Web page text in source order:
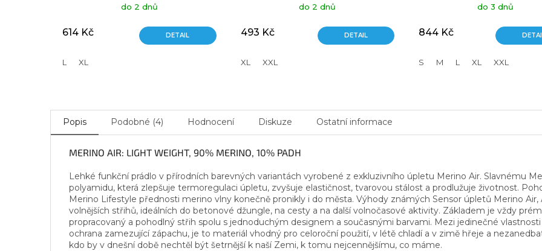
do 2 dnů
614 Kč DETAIL
L XL
do 2 dnů
493 Kč DETAIL
XL XXL
do 3 dnů
844 Kč
S M L XL XXL
Popis Podobné (4) Hodnocení Diskuze Ostatní informace
MERINO AIR: LIGHT WEIGHT, 90% MERINO, 10% PADH
Lehké funkční prádlo v přírodních barevných variantách vyrobené z exkluzivního úpletu Merino Air. Slavnému
polyamidu, která zlepšuje termoregulaci úpletu, zvyšuje elastičnost, tvarovou stálost a prodlužuje životnost.
Merino Lifestyle přednosti merino vlny konečně pronikly i do města. Výhody známých Sensor úpletů Merino
volnějších střihů, ideálních do betonové džungle, na cesty a na další volnočasové aktivity. Základem je vždy
propracovaný a pohodlný střih spolu s jednoduchým designem a současnými barvami. Mezi jedinečné
ochrana zamezující zápachu, je to materiál vhodný pro celoroční použití, v létě chladí a v zimě hřeje a
kdo by v dnešní době nechtěl být šetrnější k naší Zemi, k tomu nejcennějšímu, co máme.